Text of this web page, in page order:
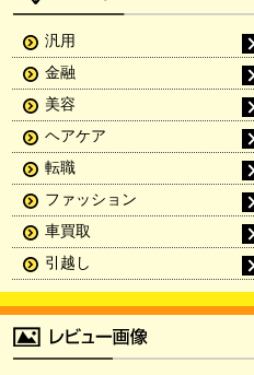
汎用
金融
美容
ヘアケア
転職
ファッション
車買取
引越し